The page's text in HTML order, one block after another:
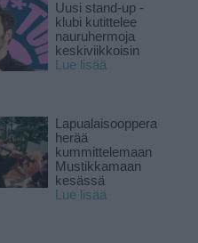
Uusi stand-up -
klubi kutittelee
nauruhermoja
keskiviikkoisin
Lue lisää
Lapualaisooppera
herää
kummittelemaan
Mustikkamaan
kesässä
Lue lisää